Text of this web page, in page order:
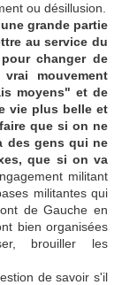
ou désillusion.
grande partie
au service du
changer de
mouvement
moyens" et de
vie plus belle et
que si on ne
des gens qui ne
que si on va
militant
militantes qui
de Gauche en
bien organisées
brouiller les
de savoir s'il